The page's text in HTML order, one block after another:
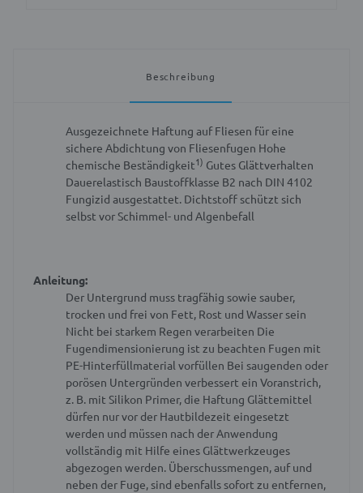
Beschreibung
Ausgezeichnete Haftung auf Fliesen für eine
sichere Abdichtung von Fliesenfugen Hohe
chemische Beständigkeit1) Gutes Glättverhalten
Dauerelastisch Baustoffklasse B2 nach DIN 4102
Fungizid ausgestattet. Dichtstoff schützt sich
selbst vor Schimmel- und Algenbefall
Anleitung:
Der Untergrund muss tragfähig sowie sauber,
trocken und frei von Fett, Rost und Wasser sein
Nicht bei starkem Regen verarbeiten Die
Fugendimensionierung ist zu beachten Fugen mit
PE-Hinterfüllmaterial vorfüllen Bei saugenden oder
porösen Untergründen verbessert ein Voranstrich,
z. B. mit Silikon Primer, die Haftung Glättemittel
dürfen nur vor der Hautbildezeit eingesetzt
werden und müssen nach der Anwendung
vollständig mit Hilfe eines Glättwerkzeuges
abgezogen werden. Überschussmengen, auf und
neben der Fuge, sind ebenfalls sofort zu entfernen,